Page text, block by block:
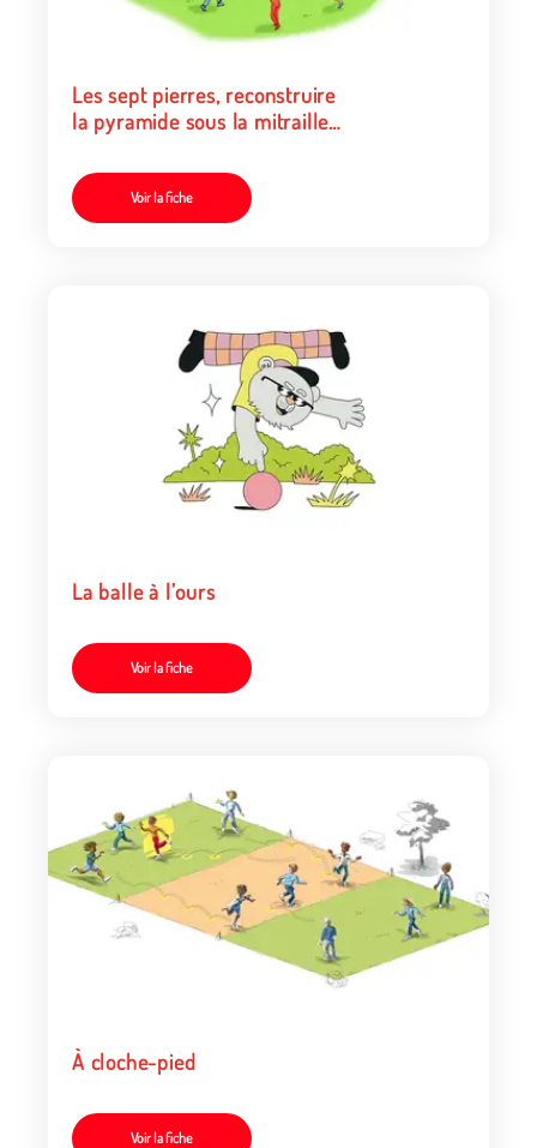
Les sept pierres, reconstruire
la pyramide sous la mitraille
Voir la fiche
La balle à l’ours
Voir la fiche
À cloche-pied
Voir la fiche